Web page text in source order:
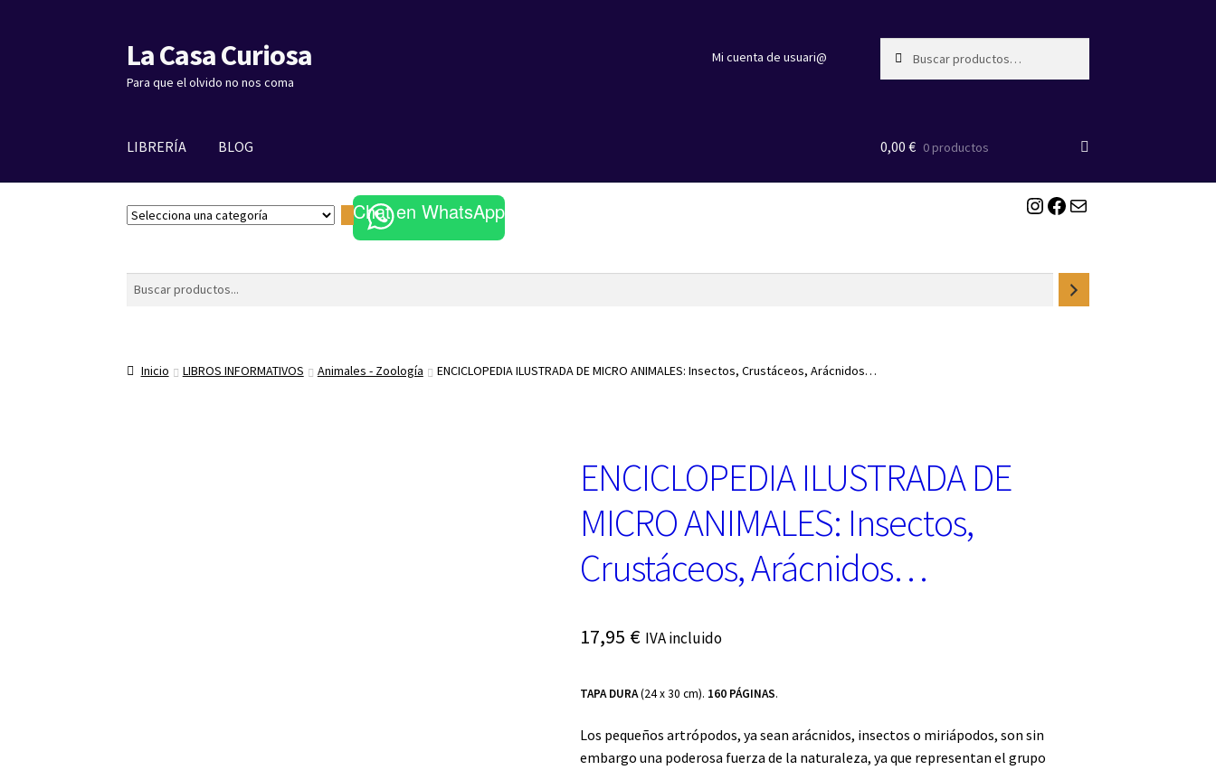
Ir
a
la
Ir
al
contenido
La Casa Curiosa
Para que el olvido no nos coma
Mi cuenta de usuari@
por:
LIBRERÍA BLOG 0,00 € 0 productos
S
e
n
Chat en WhatsApp Instagram Facebook Correo electrónico
Buscar
Inicio LIBROS INFORMATIVOS Animales - Zoología ENCICLOPEDIA ILUSTRADA DE MICRO ANIMALES: Insectos, Crustáceos, Arácnidos…
ENCICLOPEDIA ILUSTRADA DE
MICRO ANIMALES: Insectos,
Crustáceos, Arácnidos…
17,95 € IVA incluido
TAPA DURA(24 x 30 cm). 160 PÁGINAS.
Los pequeños artrópodos, ya sean arácnidos, insectos o miriápodos, son sin
embargo una poderosa fuerza de la naturaleza, ya que representan el grupo